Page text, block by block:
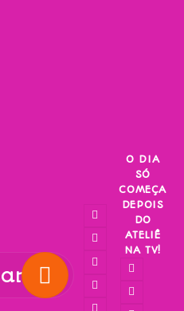
O DIA
SÓ
COMEÇA
DEPOIS
DO
ATELIÊ
NA TV!